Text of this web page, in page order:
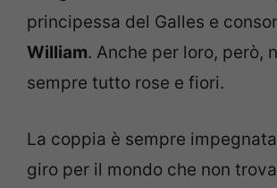
principessa del Galles e
William. Anche per loro, però,
sempre tutto rose e fiori.
La coppia è sempre
giro per il mondo che non